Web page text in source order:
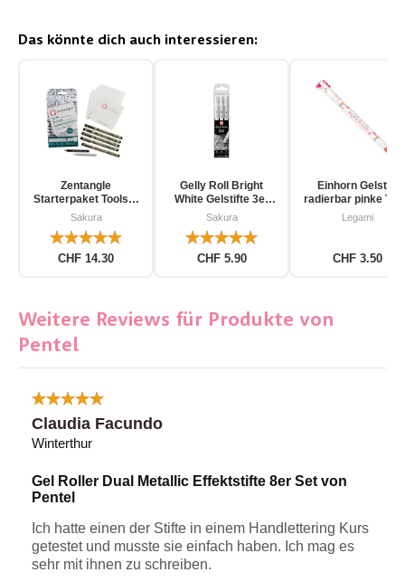
Das könnte dich auch interessieren:
Zentangle
Starterpaket Toolset
für Einsteiger 12-
Sakura
CHF 14.30
Gelly Roll Bright
White Gelstifte 3er
Pack
Sakura
CHF 5.90
Einhorn Gelstift
radierbar pinke
Legami
CHF 3.50
Weitere Reviews für Produkte von
Pentel
Claudia Facundo
Winterthur
Gel Roller Dual Metallic Effektstifte 8er Set von
Pentel
Ich hatte einen der Stifte in einem Handlettering Kurs
getestet und musste sie einfach haben. Ich mag es
sehr mit ihnen zu schreiben.